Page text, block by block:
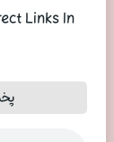
Links In